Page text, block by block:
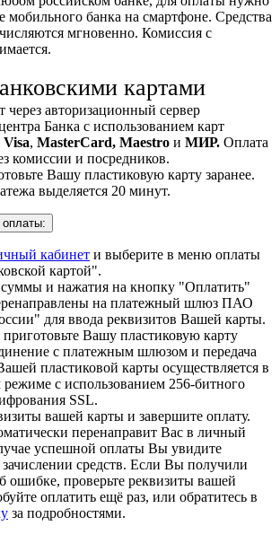
мобильного банка на смартфоне. Средства
мгновенно. Комиссия с
картами
через авторизационный сервер
Банка с использованием карт
Visa, MasterCard, Maestro и МИР. Оплата
комиссии и посредников.
Вашу пластиковую карту заранее.
выделяется 20 минут.
кабинет и выберите в меню оплаты
картой".
и нажатия на кнопку "Оплатить"
на платежный шлюз ПАО
для ввода реквизитов Вашей карты.
Вашу пластиковую карту
с платежным шлюзом и передача
пластиковой карты осуществляется в
с использованием 256-битного
SSL.
вашей карты и завершите оплату.
перенаправит Вас в личный
успешной оплаты Вы увидите
средств. Если Вы получили
ошибке, проверьте реквизиты вашей
оплатить ещё раз, или обратитесь в
за подробностями.